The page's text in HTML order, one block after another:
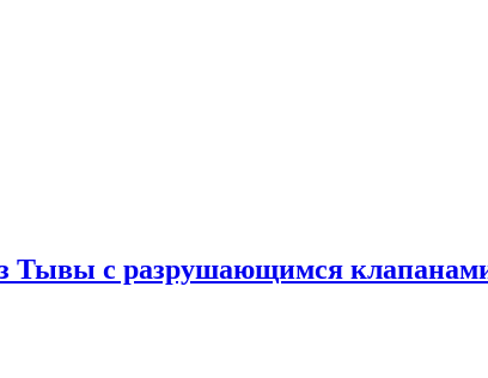
Тывы с разрушающимся